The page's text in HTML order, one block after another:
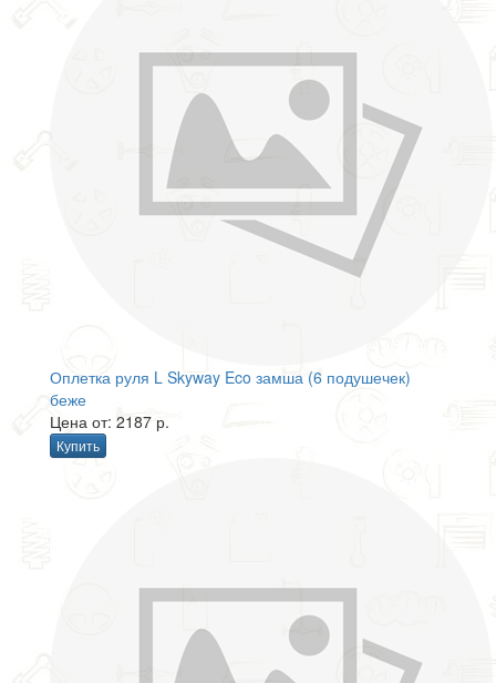
Оплетка руля L Skyway Eco замша (6 подушечек)
беже
Цена от: 2187 р.
Купить